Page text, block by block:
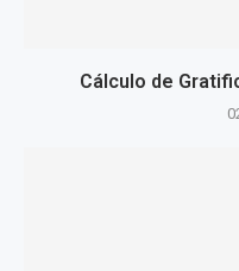
Cálculo de